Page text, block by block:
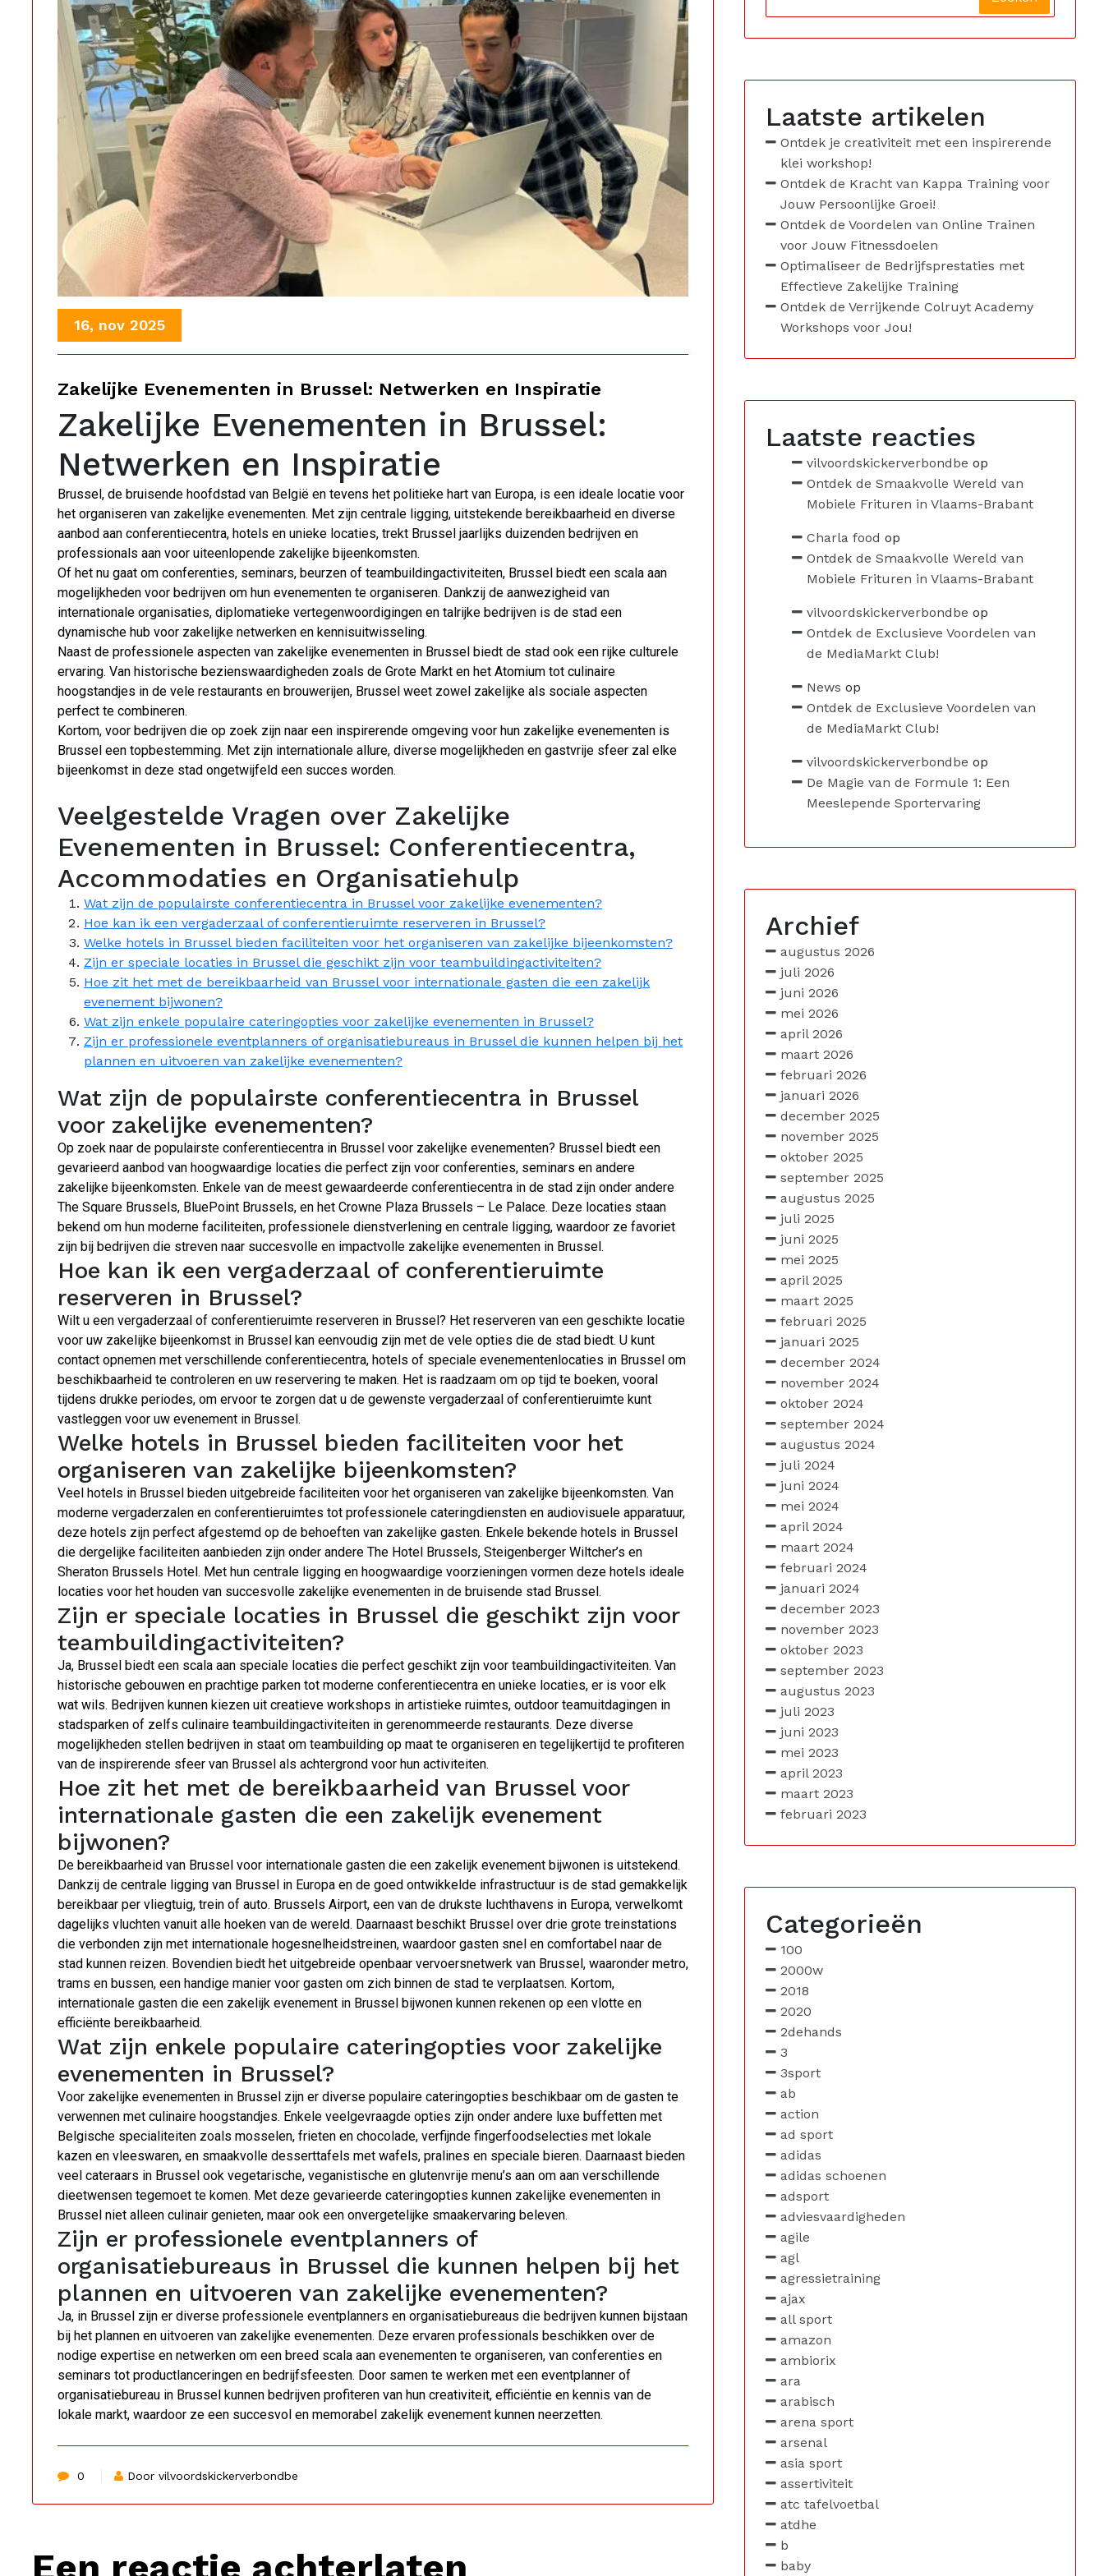
16, nov 2025
Zakelijke Evenementen in Brussel: Netwerken en Inspiratie
Zakelijke Evenementen in Brussel:
Netwerken en Inspiratie
Brussel, de bruisende hoofdstad van België en tevens het politieke hart van Europa, is een ideale locatie voor
het organiseren van zakelijke evenementen. Met zijn centrale ligging, uitstekende bereikbaarheid en diverse
aanbod aan conferentiecentra, hotels en unieke locaties, trekt Brussel jaarlijks duizenden bedrijven en
professionals aan voor uiteenlopende zakelijke bijeenkomsten.
Of het nu gaat om conferenties, seminars, beurzen of teambuildingactiviteiten, Brussel biedt een scala aan
mogelijkheden voor bedrijven om hun evenementen te organiseren. Dankzij de aanwezigheid van
internationale organisaties, diplomatieke vertegenwoordigingen en talrijke bedrijven is de stad een
dynamische hub voor zakelijke netwerken en kennisuitwisseling.
Naast de professionele aspecten van zakelijke evenementen in Brussel biedt de stad ook een rijke culturele
ervaring. Van historische bezienswaardigheden zoals de Grote Markt en het Atomium tot culinaire
hoogstandjes in de vele restaurants en brouwerijen, Brussel weet zowel zakelijke als sociale aspecten
perfect te combineren.
Kortom, voor bedrijven die op zoek zijn naar een inspirerende omgeving voor hun zakelijke evenementen is
Brussel een topbestemming. Met zijn internationale allure, diverse mogelijkheden en gastvrije sfeer zal elke
bijeenkomst in deze stad ongetwijfeld een succes worden.
Veelgestelde Vragen over Zakelijke
Evenementen in Brussel: Conferentiecentra,
Accommodaties en Organisatiehulp
Wat zijn de populairste conferentiecentra in Brussel voor zakelijke evenementen?
Hoe kan ik een vergaderzaal of conferentieruimte reserveren in Brussel?
Welke hotels in Brussel bieden faciliteiten voor het organiseren van zakelijke bijeenkomsten?
Zijn er speciale locaties in Brussel die geschikt zijn voor teambuildingactiviteiten?
Hoe zit het met de bereikbaarheid van Brussel voor internationale gasten die een zakelijk
evenement bijwonen?
Wat zijn enkele populaire cateringopties voor zakelijke evenementen in Brussel?
Zijn er professionele eventplanners of organisatiebureaus in Brussel die kunnen helpen bij het
plannen en uitvoeren van zakelijke evenementen?
Wat zijn de populairste conferentiecentra in Brussel
voor zakelijke evenementen?
Op zoek naar de populairste conferentiecentra in Brussel voor zakelijke evenementen? Brussel biedt een
gevarieerd aanbod van hoogwaardige locaties die perfect zijn voor conferenties, seminars en andere
zakelijke bijeenkomsten. Enkele van de meest gewaardeerde conferentiecentra in de stad zijn onder andere
The Square Brussels, BluePoint Brussels, en het Crowne Plaza Brussels – Le Palace. Deze locaties staan
bekend om hun moderne faciliteiten, professionele dienstverlening en centrale ligging, waardoor ze favoriet
zijn bij bedrijven die streven naar succesvolle en impactvolle zakelijke evenementen in Brussel.
Hoe kan ik een vergaderzaal of conferentieruimte
reserveren in Brussel?
Wilt u een vergaderzaal of conferentieruimte reserveren in Brussel? Het reserveren van een geschikte locatie
voor uw zakelijke bijeenkomst in Brussel kan eenvoudig zijn met de vele opties die de stad biedt. U kunt
contact opnemen met verschillende conferentiecentra, hotels of speciale evenementenlocaties in Brussel om
beschikbaarheid te controleren en uw reservering te maken. Het is raadzaam om op tijd te boeken, vooral
tijdens drukke periodes, om ervoor te zorgen dat u de gewenste vergaderzaal of conferentieruimte kunt
vastleggen voor uw evenement in Brussel.
Welke hotels in Brussel bieden faciliteiten voor het
organiseren van zakelijke bijeenkomsten?
Veel hotels in Brussel bieden uitgebreide faciliteiten voor het organiseren van zakelijke bijeenkomsten. Van
moderne vergaderzalen en conferentieruimtes tot professionele cateringdiensten en audiovisuele apparatuur,
deze hotels zijn perfect afgestemd op de behoeften van zakelijke gasten. Enkele bekende hotels in Brussel
die dergelijke faciliteiten aanbieden zijn onder andere The Hotel Brussels, Steigenberger Wiltcher’s en
Sheraton Brussels Hotel. Met hun centrale ligging en hoogwaardige voorzieningen vormen deze hotels ideale
locaties voor het houden van succesvolle zakelijke evenementen in de bruisende stad Brussel.
Zijn er speciale locaties in Brussel die geschikt zijn voor
teambuildingactiviteiten?
Ja, Brussel biedt een scala aan speciale locaties die perfect geschikt zijn voor teambuildingactiviteiten. Van
historische gebouwen en prachtige parken tot moderne conferentiecentra en unieke locaties, er is voor elk
wat wils. Bedrijven kunnen kiezen uit creatieve workshops in artistieke ruimtes, outdoor teamuitdagingen in
stadsparken of zelfs culinaire teambuildingactiviteiten in gerenommeerde restaurants. Deze diverse
mogelijkheden stellen bedrijven in staat om teambuilding op maat te organiseren en tegelijkertijd te profiteren
van de inspirerende sfeer van Brussel als achtergrond voor hun activiteiten.
Hoe zit het met de bereikbaarheid van Brussel voor
internationale gasten die een zakelijk evenement
bijwonen?
De bereikbaarheid van Brussel voor internationale gasten die een zakelijk evenement bijwonen is uitstekend.
Dankzij de centrale ligging van Brussel in Europa en de goed ontwikkelde infrastructuur is de stad gemakkelijk
bereikbaar per vliegtuig, trein of auto. Brussels Airport, een van de drukste luchthavens in Europa, verwelkomt
dagelijks vluchten vanuit alle hoeken van de wereld. Daarnaast beschikt Brussel over drie grote treinstations
die verbonden zijn met internationale hogesnelheidstreinen, waardoor gasten snel en comfortabel naar de
stad kunnen reizen. Bovendien biedt het uitgebreide openbaar vervoersnetwerk van Brussel, waaronder metro,
trams en bussen, een handige manier voor gasten om zich binnen de stad te verplaatsen. Kortom,
internationale gasten die een zakelijk evenement in Brussel bijwonen kunnen rekenen op een vlotte en
efficiënte bereikbaarheid.
Wat zijn enkele populaire cateringopties voor zakelijke
evenementen in Brussel?
Voor zakelijke evenementen in Brussel zijn er diverse populaire cateringopties beschikbaar om de gasten te
verwennen met culinaire hoogstandjes. Enkele veelgevraagde opties zijn onder andere luxe buffetten met
Belgische specialiteiten zoals mosselen, frieten en chocolade, verfijnde fingerfoodselecties met lokale
kazen en vleeswaren, en smaakvolle desserttafels met wafels, pralines en speciale bieren. Daarnaast bieden
veel cateraars in Brussel ook vegetarische, veganistische en glutenvrije menu’s aan om aan verschillende
dieetwensen tegemoet te komen. Met deze gevarieerde cateringopties kunnen zakelijke evenementen in
Brussel niet alleen culinair genieten, maar ook een onvergetelijke smaakervaring beleven.
Zijn er professionele eventplanners of
organisatiebureaus in Brussel die kunnen helpen bij het
plannen en uitvoeren van zakelijke evenementen?
Ja, in Brussel zijn er diverse professionele eventplanners en organisatiebureaus die bedrijven kunnen bijstaan
bij het plannen en uitvoeren van zakelijke evenementen. Deze ervaren professionals beschikken over de
nodige expertise en netwerken om een breed scala aan evenementen te organiseren, van conferenties en
seminars tot productlanceringen en bedrijfsfeesten. Door samen te werken met een eventplanner of
organisatiebureau in Brussel kunnen bedrijven profiteren van hun creativiteit, efficiëntie en kennis van de
lokale markt, waardoor ze een succesvol en memorabel zakelijk evenement kunnen neerzetten.
0 Door vilvoordskickerverbondbe
Een reactie achterlaten
Laatste artikelen
Ontdek je creativiteit met een inspirerende
klei workshop!
Ontdek de Kracht van Kappa Training voor
Jouw Persoonlijke Groei!
Ontdek de Voordelen van Online Trainen
voor Jouw Fitnessdoelen
Optimaliseer de Bedrijfsprestaties met
Effectieve Zakelijke Training
Ontdek de Verrijkende Colruyt Academy
Workshops voor Jou!
Laatste reacties
vilvoordskickerverbondbe op
Ontdek de Smaakvolle Wereld van
Mobiele Frituren in Vlaams-Brabant
Charla food op
Ontdek de Smaakvolle Wereld van
Mobiele Frituren in Vlaams-Brabant
vilvoordskickerverbondbe op
Ontdek de Exclusieve Voordelen van
de MediaMarkt Club!
News op
Ontdek de Exclusieve Voordelen van
de MediaMarkt Club!
vilvoordskickerverbondbe op
De Magie van de Formule 1: Een
Meeslepende Sportervaring
Archief
augustus 2026
juli 2026
juni 2026
mei 2026
april 2026
maart 2026
februari 2026
januari 2026
december 2025
november 2025
oktober 2025
september 2025
augustus 2025
juli 2025
juni 2025
mei 2025
april 2025
maart 2025
februari 2025
januari 2025
december 2024
november 2024
oktober 2024
september 2024
augustus 2024
juli 2024
juni 2024
mei 2024
april 2024
maart 2024
februari 2024
januari 2024
december 2023
november 2023
oktober 2023
september 2023
augustus 2023
juli 2023
juni 2023
mei 2023
april 2023
maart 2023
februari 2023
Categorieën
100
2000w
2018
2020
2dehands
3
3sport
ab
action
ad sport
adidas
adidas schoenen
adsport
adviesvaardigheden
agile
agl
agressietraining
ajax
all sport
amazon
ambiorix
ara
arabisch
arena sport
arsenal
asia sport
assertiviteit
atc tafelvoetbal
atdhe
b
baby